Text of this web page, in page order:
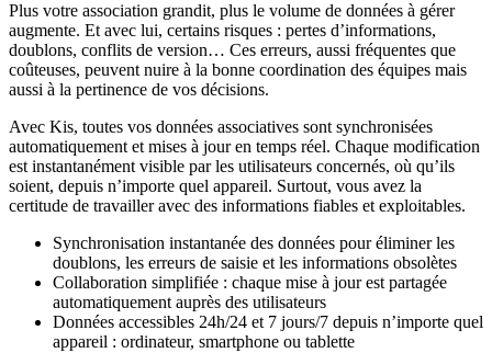
Plus votre association grandit, plus le volume de données à gérer
augmente. Et avec lui, certains risques : pertes d’informations,
doublons, conflits de version… Ces erreurs, aussi fréquentes que
coûteuses, peuvent nuire à la bonne coordination des équipes mais
aussi à la pertinence de vos décisions.
Avec Kis, toutes vos données associatives sont synchronisées
automatiquement et mises à jour en temps réel. Chaque modification
est instantanément visible par les utilisateurs concernés, où qu’ils
soient, depuis n’importe quel appareil. Surtout, vous avez la
certitude de travailler avec des informations fiables et exploitables.
Synchronisation instantanée des données pour éliminer les
doublons, les erreurs de saisie et les informations obsolètes
Collaboration simplifiée : chaque mise à jour est partagée
automatiquement auprès des utilisateurs
Données accessibles 24h/24 et 7 jours/7 depuis n’importe quel
appareil : ordinateur, smartphone ou tablette